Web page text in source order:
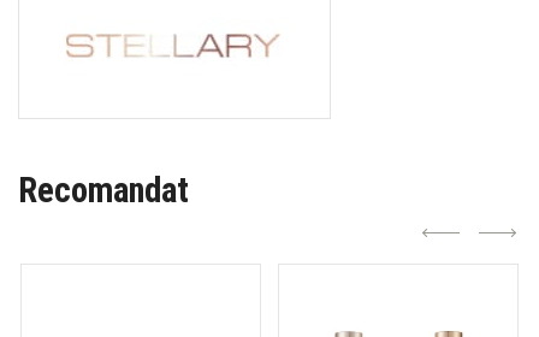
Recomandat